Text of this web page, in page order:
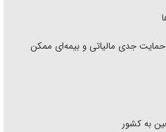
حمایت جدی مالیاتی و بیمه‌ای ممکن